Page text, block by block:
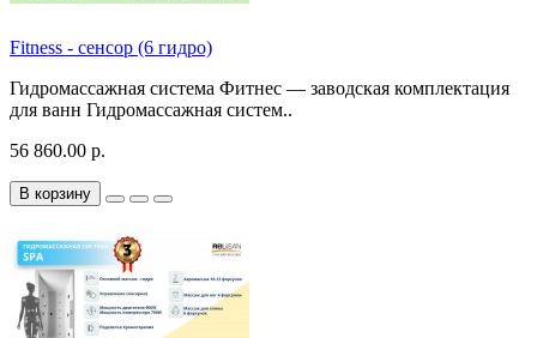
Fitness - сенсор (6 гидро)
Гидромассажная система Фитнес — заводская комплектация
для ванн Гидромассажная систем..
56 860.00 р.
В корзину